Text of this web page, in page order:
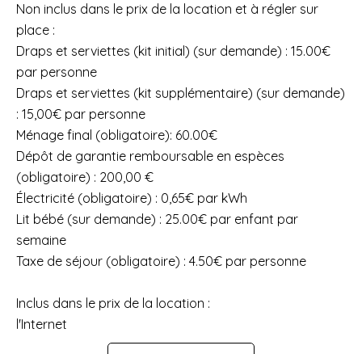
Non inclus dans le prix de la location et à régler sur
place :
Draps et serviettes (kit initial) (sur demande) : 15.00€
par personne
Draps et serviettes (kit supplémentaire) (sur demande)
: 15,00€ par personne
Ménage final (obligatoire): 60.00€
Dépôt de garantie remboursable en espèces
(obligatoire) : 200,00 €
Électricité (obligatoire) : 0,65€ par kWh
Lit bébé (sur demande) : 25.00€ par enfant par
semaine
Taxe de séjour (obligatoire) : 4.50€ par personne
Inclus dans le prix de la location :
l'Internet